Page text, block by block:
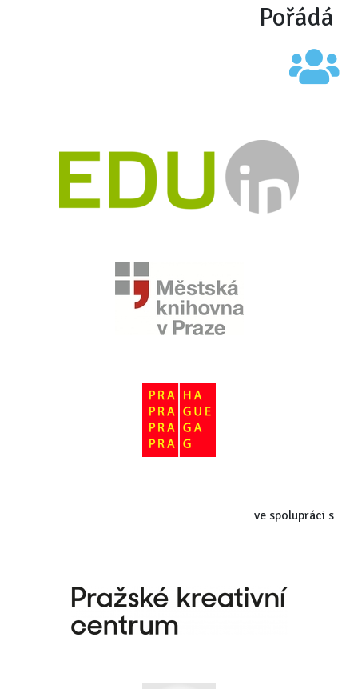
Pořádá
ve spolupráci s